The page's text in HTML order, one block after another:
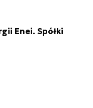
Enei. Spółki